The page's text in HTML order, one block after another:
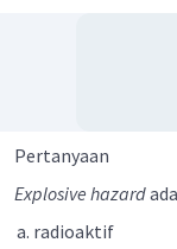
Pertanyaan
Explosive hazard
radioaktif